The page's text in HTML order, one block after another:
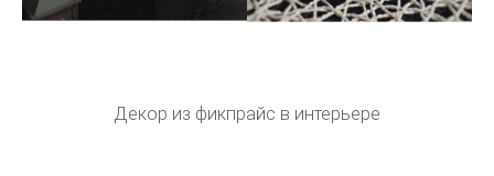
Декор из фикпрайс в интерьере